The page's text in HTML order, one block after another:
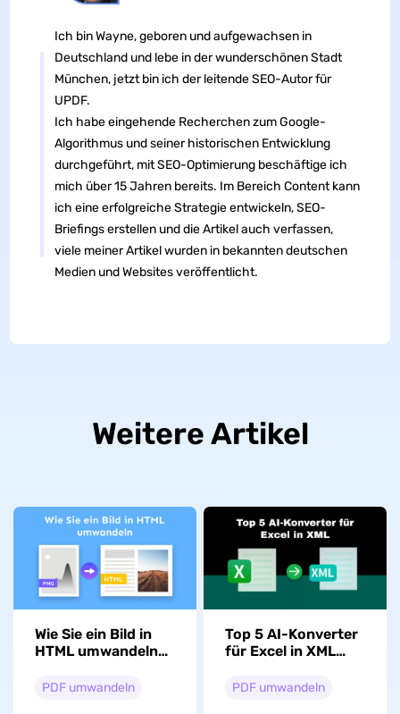
Ich bin Wayne, geboren und aufgewachsen in
Deutschland und lebe in der wunderschönen Stadt
München, jetzt bin ich der leitende SEO-Autor für
UPDF.
Ich habe eingehende Recherchen zum Google-
Algorithmus und seiner historischen Entwicklung
durchgeführt, mit SEO-Optimierung beschäftige ich
mich über 15 Jahren bereits. Im Bereich Content kann
ich eine erfolgreiche Strategie entwickeln, SEO-
Briefings erstellen und die Artikel auch verfassen,
viele meiner Artikel wurden in bekannten deutschen
Medien und Websites veröffentlicht.
Weitere Artikel
Wie Sie ein Bild in
HTML umwandeln-3
PDF umwandeln
Top 5 AI-Konverter
für Excel in XML
inklusive)
PDF umwandeln